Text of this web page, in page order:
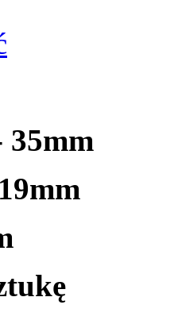
35mm